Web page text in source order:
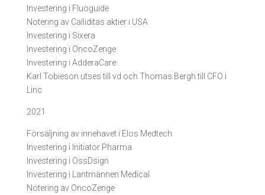
Investering i Fluoguide
Notering av Calliditas aktier i USA
Investering i Sixera
Investering i OncoZenge
Investering i AdderaCare
Karl Tobieson utses till vd och Thomas Bergh till CFO i
Linc
2021
Försäljning av innehavet i Elos Medtech
Investering i Initiator Pharma
Investering i OssDsign
Investering i Lantmännen Medical
Notering av OncoZenge